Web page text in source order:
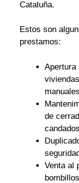
Cataluña.
Estos son
prestamos:
Apertura
de
candados
Venta al